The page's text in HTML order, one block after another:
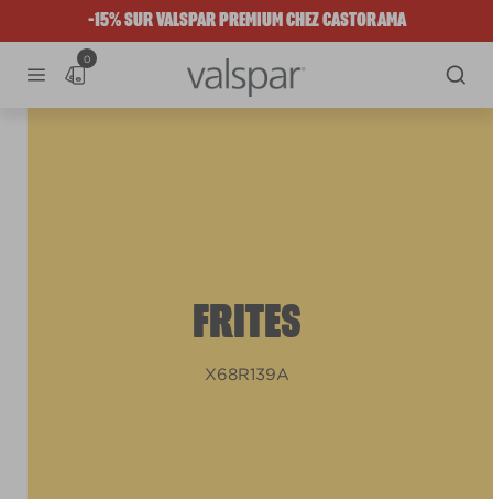
-15% SUR VALSPAR PREMIUM CHEZ CASTORAMA
0
FRITES
X68R139A